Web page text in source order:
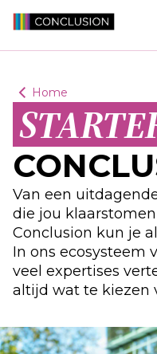
Home
Van een
die jou
Conclusion kun je
In ons ecosysteem
veel expertises
altijd wat te kiezen